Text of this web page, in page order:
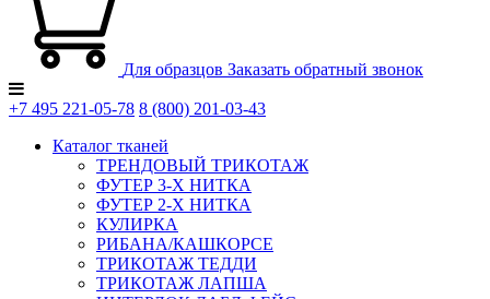
Для образцов Заказать обратный звонок
+7 495 221-05-78 8 (800) 201-03-43
Каталог тканей
ТРЕНДОВЫЙ ТРИКОТАЖ
ФУТЕР 3-Х НИТКА
ФУТЕР 2-Х НИТКА
КУЛИРКА
РИБАНА/КАШКОРСЕ
ТРИКОТАЖ ТЕДДИ
ТРИКОТАЖ ЛАПША